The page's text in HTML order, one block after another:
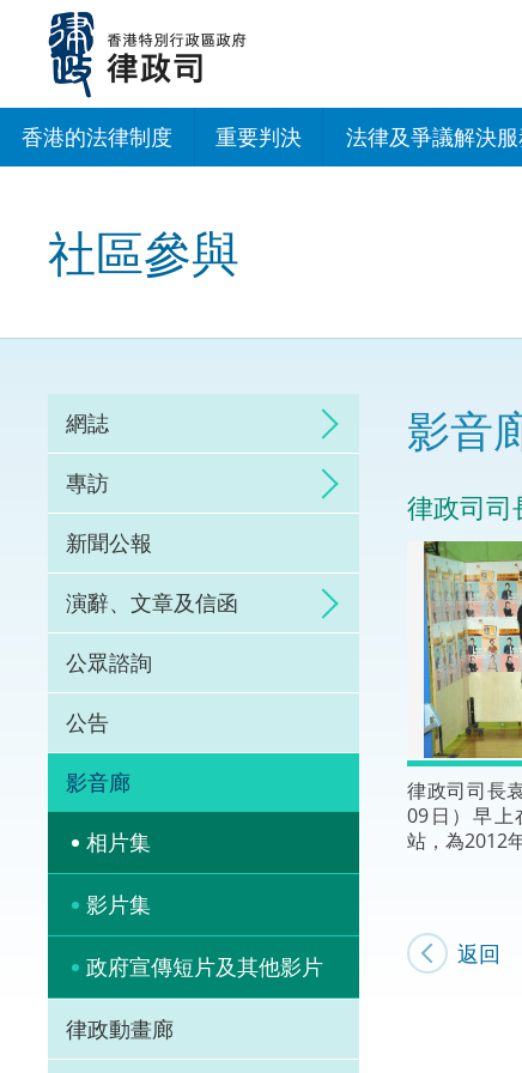
內
香港的法律制度 重要判決 法律及爭議解決
訴訟
網上爭議解決及
體育爭議解決先
能力建設
法律樞紐
促成交易和爭議
社區參與
網誌
專訪
新聞公報
演辭、文章及信函
公眾諮詢
公告
影音廊
相片集
影片集
政府宣傳短片及其他影片
律政動畫廊
影音
律政司司
律政司司長
09日）早上
站，為2012
返回